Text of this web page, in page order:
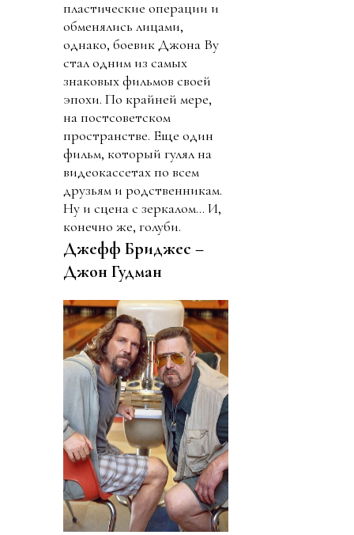
пластические операции и
обменялись лицами,
однако, боевик Джона Ву
стал одним из самых
знаковых фильмов своей
эпохи. По крайней мере,
на постсоветском
пространстве. Еще один
фильм, который гулял на
видеокассетах по всем
друзьям и родственникам.
Ну и сцена с зеркалом… И,
конечно же, голуби.
Джефф Бриджес –
Джон Гудман